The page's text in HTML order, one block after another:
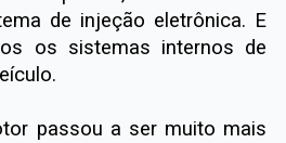
de injeção eletrônica. E
os sistemas internos de
passou a ser muito mais